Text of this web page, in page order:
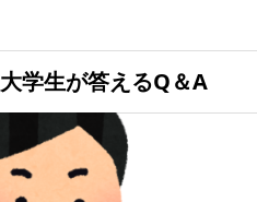
大学生が答えるQ＆A